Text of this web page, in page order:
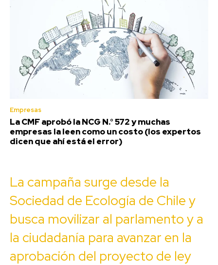
Empresas
La CMF aprobó la NCG N.° 572 y muchas
empresas la leen como un costo (los expertos
dicen que ahí está el error)
La campaña surge desde la
Sociedad de Ecología de Chile y
busca movilizar al parlamento y a
la ciudadanía para avanzar en la
aprobación del proyecto de ley